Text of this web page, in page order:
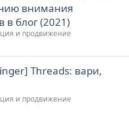
внимания
в блог (2021)
и продвижение
Threads: вари,
и продвижение